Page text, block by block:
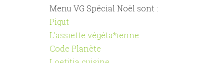
Menu VG Spécial Noël sont :
Pigut
L’assiette végéta*ienne
Code Planète